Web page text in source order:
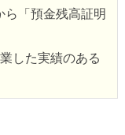
ら「預金残高証明
した実績のある